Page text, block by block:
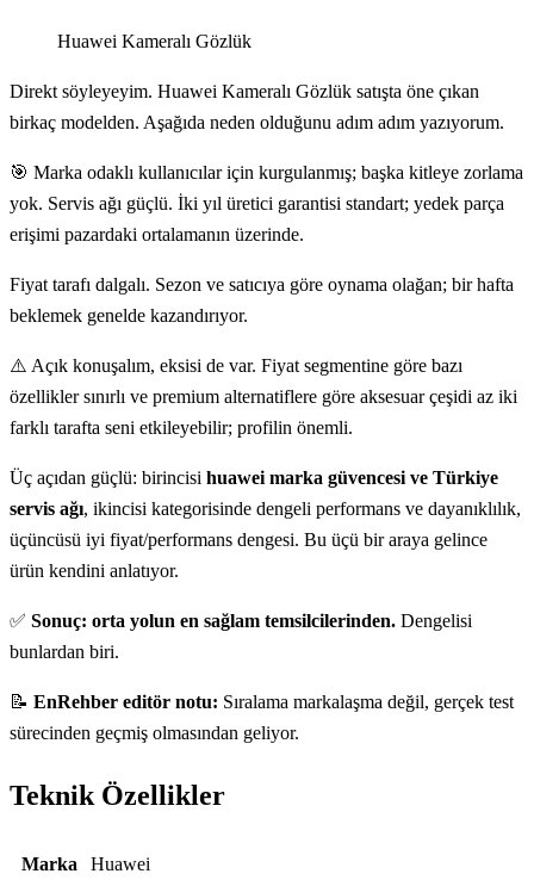
Huawei Kameralı Gözlük
Direkt söyleyeyim. Huawei Kameralı Gözlük satışta öne çıkan
birkaç modelden. Aşağıda neden olduğunu adım adım yazıyorum.
🎯 Marka odaklı kullanıcılar için kurgulanmış; başka kitleye zorlama
yok. Servis ağı güçlü. İki yıl üretici garantisi standart; yedek parça
erişimi pazardaki ortalamanın üzerinde.
Fiyat tarafı dalgalı. Sezon ve satıcıya göre oynama olağan; bir hafta
beklemek genelde kazandırıyor.
⚠️ Açık konuşalım, eksisi de var. Fiyat segmentine göre bazı
özellikler sınırlı ve premium alternatiflere göre aksesuar çeşidi az iki
farklı tarafta seni etkileyebilir; profilin önemli.
Üç açıdan güçlü: birincisi huawei marka güvencesi ve Türkiye
servis ağı, ikincisi kategorisinde dengeli performans ve dayanıklılık,
üçüncüsü iyi fiyat/performans dengesi. Bu üçü bir araya gelince
ürün kendini anlatıyor.
✅ Sonuç: orta yolun en sağlam temsilcilerinden. Dengelisi
bunlardan biri.
📝 EnRehber editör notu: Sıralama markalaşma değil, gerçek test
sürecinden geçmiş olmasından geliyor.
Teknik Özellikler
Teknik özellikler
Marka
Huawei